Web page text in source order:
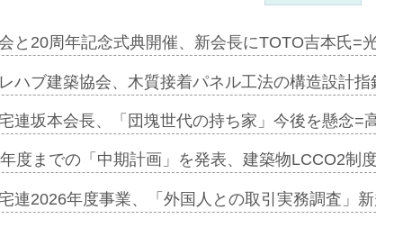
を提案=P…
ンビ…
加=リンナ…
と20周年記念式典開催、新会長にTOTO吉本氏=光
ハブ建築協会、木質接着パネル工法の構造設計指針
連坂本会長、「団塊世代の持ち家」今後を懸念=高
度までの「中期計画」を発表、建築物LCCO2制度
連2026年度事業、「外国人との取引実務調査」新規